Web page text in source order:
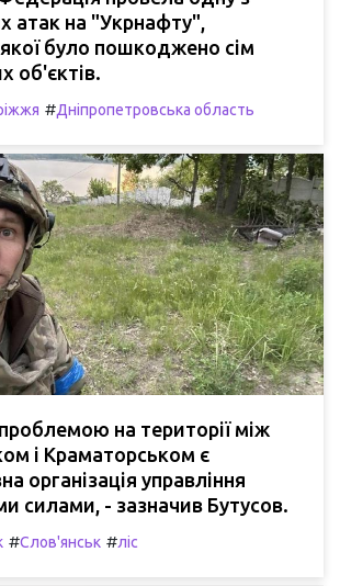
атак на "Укрнафту",
було пошкоджено сім
об'єктів.
#Дніпропетровська область
на території між
і Краматорськом є
організація управління
силами, - зазначив Бутусов.
#Слов'янськ #ліс